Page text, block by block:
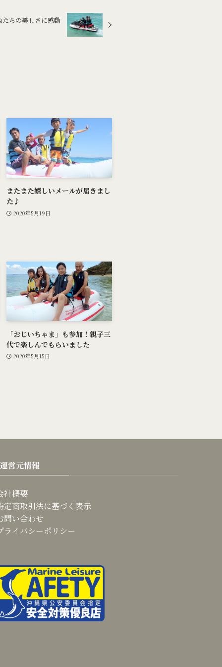
ちの美しさに感動
またまた嬉しいメールが届きまし
た♪
2020年5月19日
「おじいちゃま」も参加！親子三
代で楽しんでもらいました
2020年5月15日
運営元情報
社概要
定商取引法に基づく表示
問い合わせ
ライバシーポリシー